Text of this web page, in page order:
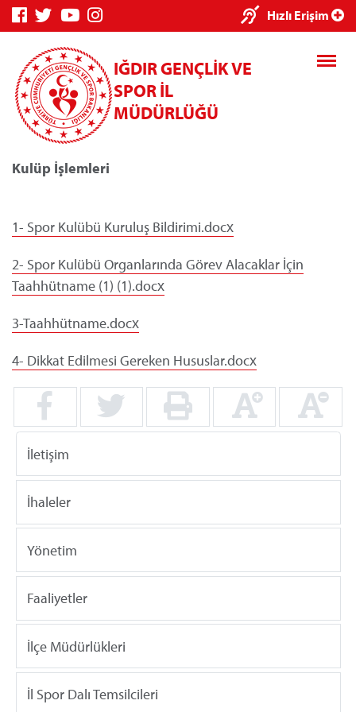
Hızlı Erişim
IĞDIR GENÇLİK VE
SPOR İL
MÜDÜRLÜĞÜ
Kulüp İşlemleri
1- Spor Kulübü Kuruluş Bildirimi.docx
2- Spor Kulübü Organlarında Görev Alacaklar İçin
Taahhütname (1) (1).docx
3-Taahhütname.docx
4- Dikkat Edilmesi Gereken Hususlar.docx
İletişim
İhaleler
Yönetim
Faaliyetler
İlçe Müdürlükleri
İl Spor Dalı Temsilcileri
×
Genç Bilgi
Kredi/Yurt E-
Ödeme